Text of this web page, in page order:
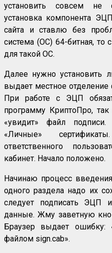
установить совсем не
установка компонента
сайта и ставлю без
система (ОС) 64-битная,
для такой ОС.
Далее нужно установить
выдает местное отделение
При работе с ЭЦП
программу КриптоПро,
«увидит» файл
«Личные»
ответственного
кабинет. Начало положено.
Начинаю процесс
одного раздела надо их
следует подписать ЭЦП
данные. Жму заветную
Браузер выдает ошибку:
файлом sign.cab».